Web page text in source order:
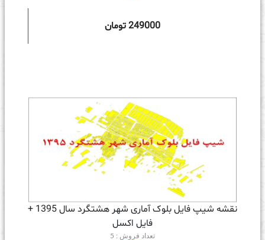
249000 تومان
نقشه شیپ فایل بلوک آماری شهر هشتگرد سال 1395 +
فايل اكسل
تعداد فروش : 5